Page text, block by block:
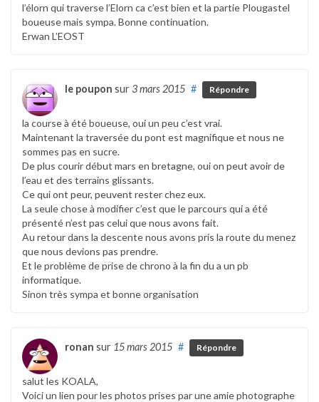
l’élorn qui traverse l’Elorn ca c’est bien et la partie Plougastel
boueuse mais sympa. Bonne continuation.
Erwan L’EOST
le poupon sur 3 mars 2015 # Répondre
la course à été boueuse, oui un peu c’est vrai.
Maintenant la traversée du pont est magnifique et nous ne
sommes pas en sucre.
De plus courir début mars en bretagne, oui on peut avoir de
l’eau et des terrains glissants.
Ce qui ont peur, peuvent rester chez eux.
La seule chose à modifier c’est que le parcours qui a été
présenté n’est pas celui que nous avons fait.
Au retour dans la descente nous avons pris la route du menez
que nous devions pas prendre.
Et le problème de prise de chrono à la fin du a un pb
informatique.
Sinon très sympa et bonne organisation
ronan sur 15 mars 2015 # Répondre
salut les KOALA,
Voici un lien pour les photos prises par une amie photographe